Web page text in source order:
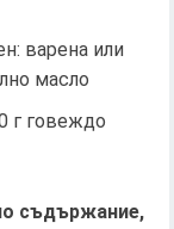
варена или
масло
г говеждо
съдържание,